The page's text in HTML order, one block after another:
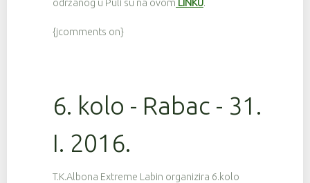
održanog u Puli su na ovom LINKU.
{jcomments on}
6. kolo - Rabac - 31.
I. 2016.
T.K.Albona Extreme Labin organizira 6.kolo